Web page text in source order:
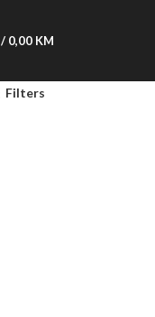
/ 0,00 KM
Filters